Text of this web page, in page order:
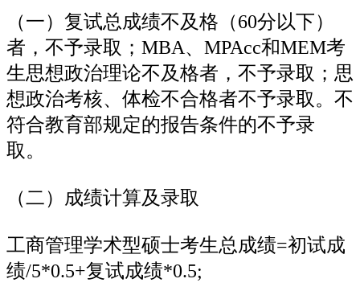
（一）复试总成绩不及格（60分以下）
者，不予录取；MBA、MPAcc和MEM考
生思想政治理论不及格者，不予录取；思
想政治考核、体检不合格者不予录取。不
符合教育部规定的报告条件的不予录
取。
（二）成绩计算及录取
工商管理学术型硕士考生总成绩=初试成
绩/5*0.5+复试成绩*0.5;